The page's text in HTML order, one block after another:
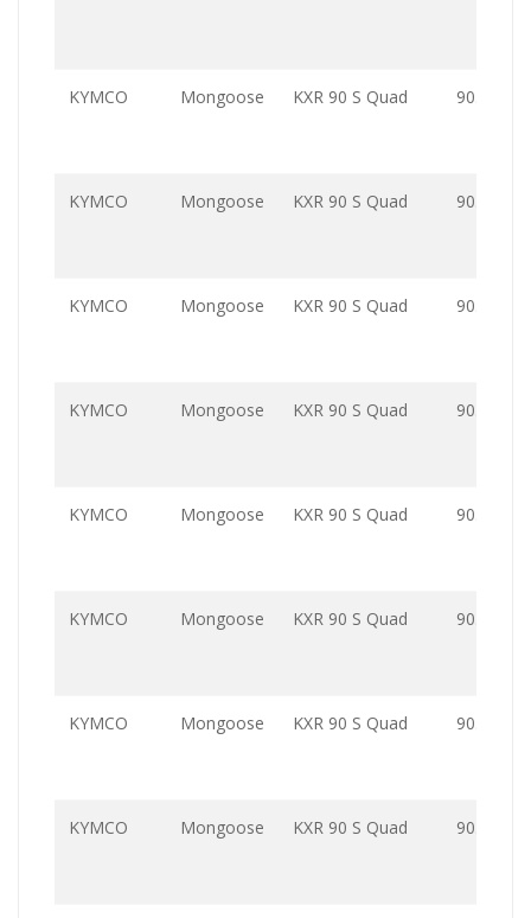
KYMCO Mongoose KXR 90 S Quad 90.0
KYMCO Mongoose KXR 90 S Quad 90.0
KYMCO Mongoose KXR 90 S Quad 90.0
KYMCO Mongoose KXR 90 S Quad 90.0
KYMCO Mongoose KXR 90 S Quad 90.0
KYMCO Mongoose KXR 90 S Quad 90.0
KYMCO Mongoose KXR 90 S Quad 90.0
KYMCO Mongoose KXR 90 S Quad 90.0